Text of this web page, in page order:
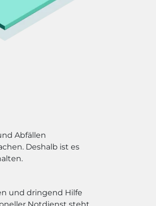
Abfällen
Deshalb ist es
und dringend Hilfe